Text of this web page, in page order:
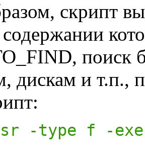
скрипт
поиск
дискам и т.п.,
-type f -exec